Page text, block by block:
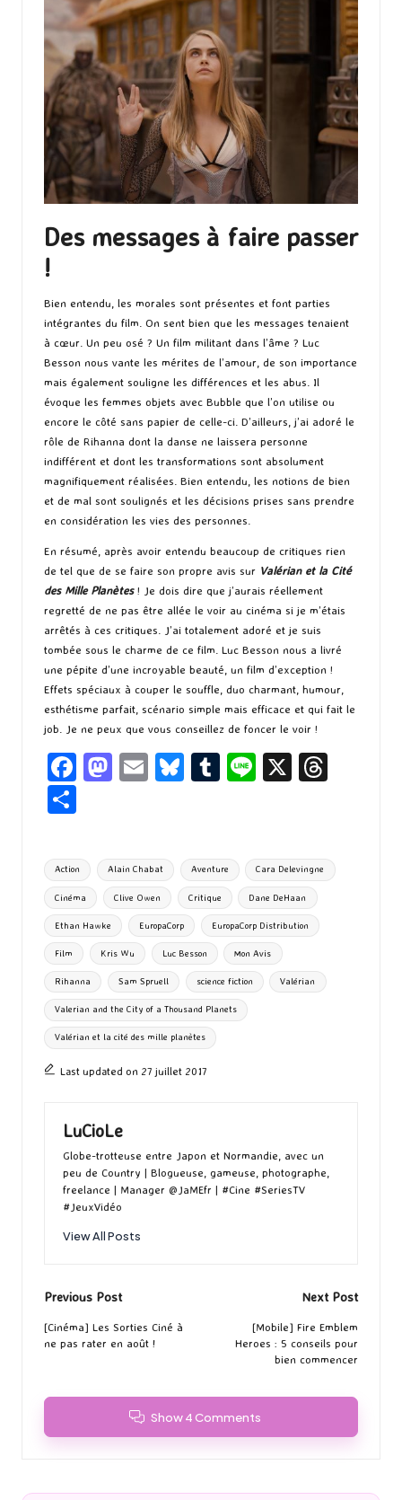
Des messages à faire passer
!
Bien entendu, les morales sont présentes et font parties
intégrantes du film. On sent bien que les messages tenaient
à cœur. Un peu osé ? Un film militant dans l’âme ? Luc
Besson nous vante les mérites de l’amour, de son importance
mais également souligne les différences et les abus. Il
évoque les femmes objets avec Bubble que l’on utilise ou
encore le côté sans papier de celle-ci. D’ailleurs, j’ai adoré le
rôle de Rihanna dont la danse ne laissera personne
indifférent et dont les transformations sont absolument
magnifiquement réalisées. Bien entendu, les notions de bien
et de mal sont soulignés et les décisions prises sans prendre
en considération les vies des personnes.
En résumé, après avoir entendu beaucoup de critiques rien
de tel que de se faire son propre avis sur Valérian et la Cité
des Mille Planètes! Je dois dire que j’aurais réellement
regretté de ne pas être allée le voir au cinéma si je m’étais
arrêtés à ces critiques. J’ai totalement adoré et je suis
tombée sous le charme de ce film. Luc Besson nous a livré
une pépite d’une incroyable beauté, un film d’exception !
Effets spéciaux à couper le souffle, duo charmant, humour,
esthétisme parfait, scénario simple mais efficace et qui fait le
job. Je ne peux que vous conseillez de foncer le voir !
Fa
o
o
k
M
d
o
n
E
l
Bl
ky
T
bl
r
Li X
ds
ta
g
er
Tags:
Action Alain Chabat Aventure Cara Delevingne
Cinéma Clive Owen Critique Dane DeHaan
Ethan Hawke EuropaCorp EuropaCorp Distribution
Film Kris Wu Luc Besson Mon Avis
Rihanna Sam Spruell science fiction Valérian
Valerian and the City of a Thousand Planets
Valérian et la cité des mille planètes
Last updated on 27 juillet 2017
LuCioLe
Globe-trotteuse entre Japon et Normandie, avec un
peu de Country | Blogueuse, gameuse, photographe,
freelance | Manager @JaMEfr | #Cine #SeriesTV
#JeuxVidéo
View All Posts
Post
navigation
Previous Post
[Cinéma] Les Sorties Ciné à
ne pas rater en août !
Next Post
[Mobile] Fire Emblem
Heroes : 5 conseils pour
bien commencer
Show 4 Comments